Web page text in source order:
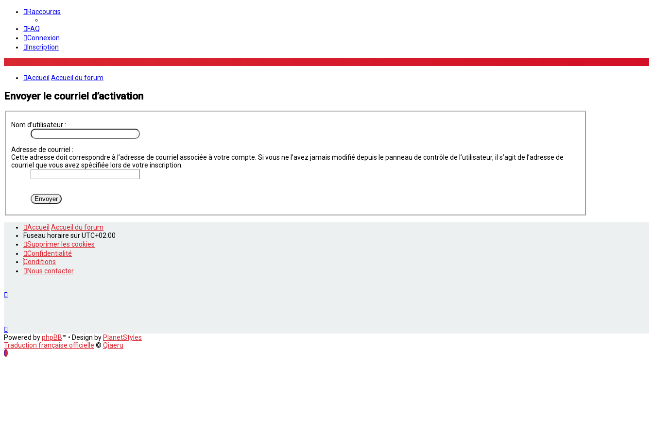
Raccourcis
FAQ
Connexion
Inscription
Accueil Accueil du forum
Envoyer le courriel d’activation
Nom d’utilisateur :
Adresse de courriel :
Cette adresse doit correspondre à l’adresse de courriel associée à votre compte. Si vous ne l’avez jamais modifié depuis le panneau de contrôle de l’utilisateur, il s’agit de l’adresse de
courriel que vous avez spécifiée lors de votre inscription.
Accueil Accueil du forum
Fuseau horaire surUTC+02:00
Supprimer les cookies
Confidentialité
Conditions
Nous contacter
Powered byphpBB™ • Design by PlanetStyles
Traduction française officielle © Qiaeru